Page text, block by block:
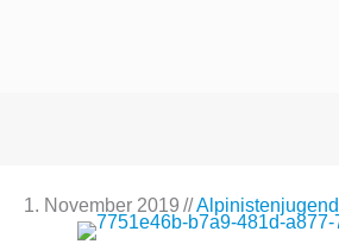
1. November 2019 // Alpinistenjugend